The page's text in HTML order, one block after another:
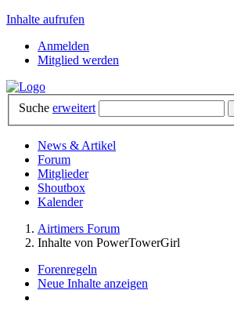
Inhalte aufrufen
Anmelden
Mitglied werden
Suche erweitert
News & Artikel
Forum
Mitglieder
Shoutbox
Kalender
Airtimers Forum
Inhalte von PowerTowerGirl
Forenregeln
Neue Inhalte anzeigen